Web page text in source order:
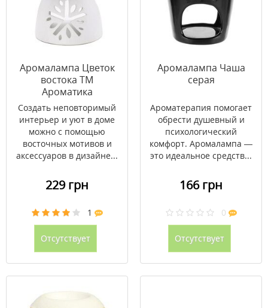
Аромалампа Цветок
востока ТМ
Ароматика
Создать неповторимый
интерьер и уют в доме
можно с помощью
восточных мотивов и
аксессуаров в дизайне...
229 грн
1
Отсутствует
Аромалампа Чаша
серая
Ароматерапия помогает
обрести душевный и
психологический
комфорт. Аромалампа —
это идеальное средств...
166 грн
0
Отсутствует